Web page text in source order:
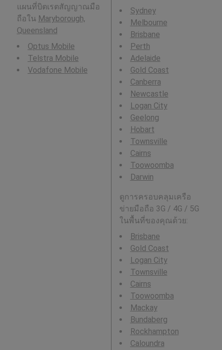
แผนที่บิตเรตสัญญาณมือ
ถือใน Maryborough,
Queensland
Optus Mobile
Telstra Mobile
Vodafone Mobile
Sydney
Melbourne
Brisbane
Perth
Adelaide
Gold Coast
Canberra
Newcastle
Logan City
Geelong
Hobart
Townsville
Cairns
Toowoomba
Darwin
ดูการครอบคลุมเครือ
ข่ายมือถือ 3G / 4G / 5G
ในพื้นที่ของคุณด้วย:
Brisbane
Gold Coast
Logan City
Townsville
Cairns
Toowoomba
Mackay
Bundaberg
Rockhampton
Caloundra